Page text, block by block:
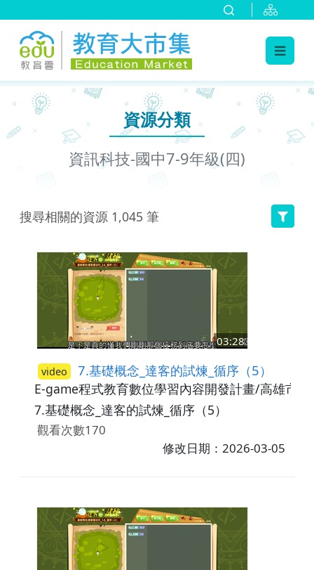
資源分類
資訊科技-國中7-9年級(四)
搜尋相關的資源 1,045 筆
03:28
video 7.基礎概念_達客的試煉_循序（5）
E-game程式教育數位學習內容開發計畫/高雄市
7.基礎概念_達客的試煉_循序（5）
觀看次數170
修改日期：2026-03-05